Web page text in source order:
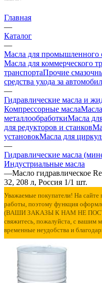
Главная
—
Каталог
—
Масла для промышленного
Масла для коммерческого
транспортаПрочие
средства ухода за
—
Гидравлические масла и
Компрессорные масла
металлообработкиМасла
для редукторов и станков
установокМасла для
—
Гидравлические масла
Индустриальные масла
—Масло гидравлическое
32, 208 л, Россия 1/1 шт.
Уважаемые покупатели! На сайте
работы, поэтому функция
(ВАШИ ЗАКАЗЫ К НАМ НЕ
свяжитесь, пожалуйста, с вашим
временные неудобства и